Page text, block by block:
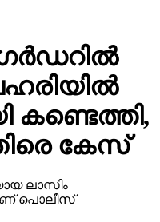
കണ്ടെത്തി,
കേസ്
ലാസിം
പൊലീസ്